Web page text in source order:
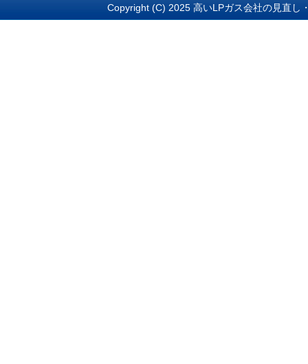
Copyright (C) 2025 高いLPガス会社の見直し